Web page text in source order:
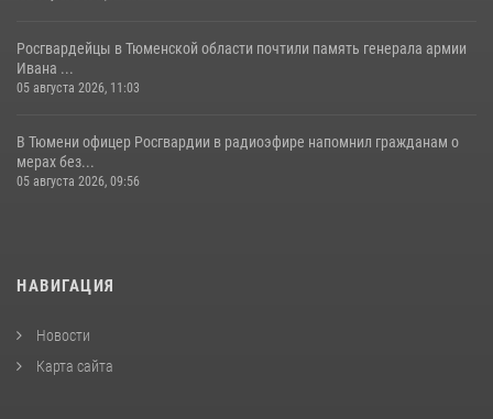
Росгвардейцы в Тюменской области почтили память генерала армии
Ивана ...
05 августа 2026, 11:03
В Тюмени офицер Росгвардии в радиоэфире напомнил гражданам о
мерах без...
05 августа 2026, 09:56
НАВИГАЦИЯ
Новости
Карта сайта